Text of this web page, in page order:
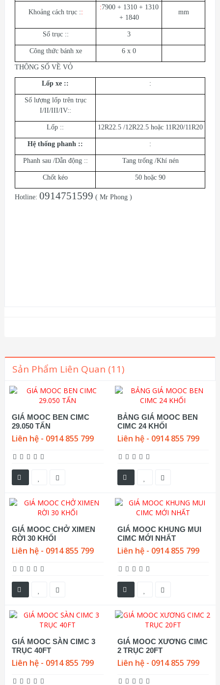
Khoảng cách trục ::
:7900 + 1310 + 1310
+ 1840
mm
Số trục :: 3
Công thức bánh xe 6 x 0
THÔNG SỐ VỀ VỎ
Lốp xe :: :
Số lượng lốp trên trục
I/II/III/IV::
Lốp :: 12R22.5 /12R22.5 hoặc 11R20/11R20
Hệ thống phanh :: :
Phanh sau /Dẫn động :: Tang trống /Khí nén
Chốt kéo 50 hoặc 90
Hotline: 0914751599 ( Mr Phong )
Sản Phẩm Liên Quan (11)
GIÁ MOOC BEN CIMC
29.050 TẤN
Liên hệ - 0914 855 799
BẢNG GIÁ MOOC BEN
CIMC 24 KHỐI
Liên hệ - 0914 855 799
GIÁ MOOC CHỞ XIMEN
RỜI 30 KHỐI
Liên hệ - 0914 855 799
GIÁ MOOC KHUNG MUI
CIMC MỚI NHẤT
Liên hệ - 0914 855 799
GIÁ MOOC SÀN CIMC 3
TRỤC 40FT
Liên hệ - 0914 855 799
GIÁ MOOC XƯƠNG CIMC
2 TRỤC 20FT
Liên hệ - 0914 855 799